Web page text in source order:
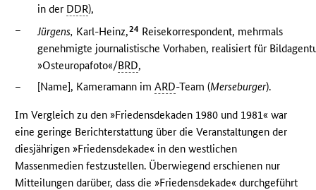
in der DDR),
–
Jürgens, Karl-Heinz,24 Reisekorrespondent, mehrmals
genehmigte journalistische Vorhaben, realisiert für
»Osteuropafoto«/BRD,
–
[Name], Kameramann imARD-Team (Merseburger).
Im Vergleich zu den »Friedensdekaden 1980 und 1981« war
eine geringe Berichterstattung über die Veranstaltungen der
diesjährigen »Friedensdekade« in den westlichen
Massenmedien festzustellen. Überwiegend erschienen nur
Mitteilungen darüber, dass die »Friedensdekade« durchgeführt